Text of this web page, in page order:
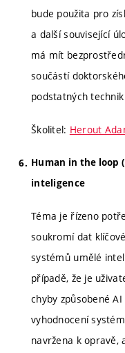
bude použita pro
a další související
má mít
součástí
podstatných
Školitel: Herout
Human in the loop
inteligence
Téma je řízeno
soukromí dat
systémů umělé
případě, že je
chyby způsobené
vyhodnocení
navržena k opravě,